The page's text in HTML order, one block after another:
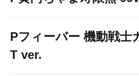
Pフィーバー 機動戦
T ver.